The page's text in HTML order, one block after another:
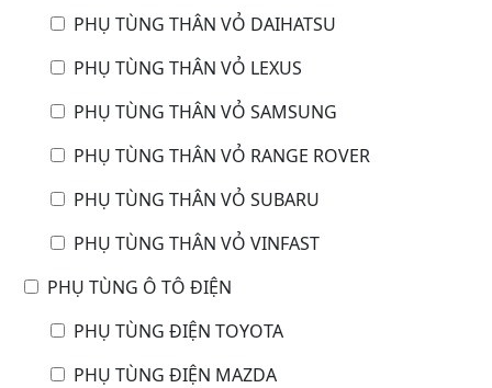
PHỤ TÙNG THÂN VỎ DAIHATSU
PHỤ TÙNG THÂN VỎ LEXUS
PHỤ TÙNG THÂN VỎ SAMSUNG
PHỤ TÙNG THÂN VỎ RANGE ROVER
PHỤ TÙNG THÂN VỎ SUBARU
PHỤ TÙNG THÂN VỎ VINFAST
PHỤ TÙNG Ô TÔ ĐIỆN
PHỤ TÙNG ĐIỆN TOYOTA
PHỤ TÙNG ĐIỆN MAZDA